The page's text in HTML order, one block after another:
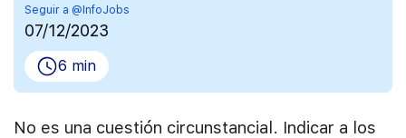
Seguir a @InfoJobs
07/12/2023
6 min
No es una cuestión circunstancial. Indicar a los